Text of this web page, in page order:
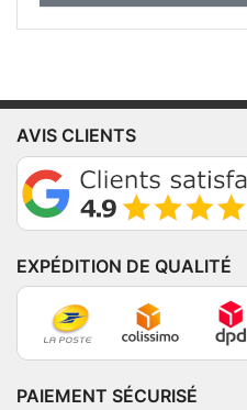
AVIS CLIENTS
EXPÉDITION DE QUALITÉ
PAIEMENT SÉCURISÉ